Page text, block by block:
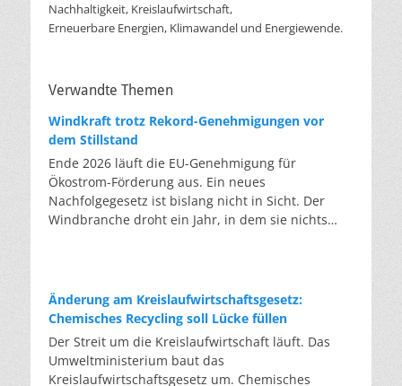
Nachhaltigkeit, Kreislaufwirtschaft,
Erneuerbare Energien, Klimawandel und Energiewende.
Verwandte Themen
Windkraft trotz Rekord-Genehmigungen vor
dem Stillstand
Ende 2026 läuft die EU-Genehmigung für
Ökostrom-Förderung aus. Ein neues
Nachfolgegesetz ist bislang nicht in Sicht. Der
Windbranche droht ein Jahr, in dem sie nichts
die Verfahren laufen heute deutlich schneller. Die
Halbjahresbilanz der Branche bestätigt dieses
Muster: So viele Windräder wie nie zuvor wurden
genehmigt, doch im ersten Halbjahr gingen netto
nur rund zwei Gigawatt ans Netz. Der Bestand
Änderung am Kreislaufwirtschaftsgesetz:
Chemisches Recycling soll Lücke füllen
Der Streit um die Kreislaufwirtschaft läuft. Das
Umweltministerium baut das
Kreislaufwirtschaftsgesetz um. Chemisches